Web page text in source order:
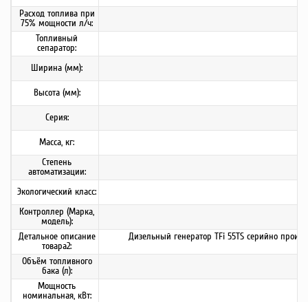
Расход топлива при
75% мощности л/ч:
Топливный
сепаратор:
Ширина (мм):
Высота (мм):
Серия:
Масса, кг:
Степень
автоматизации:
Экологический класс:
Контроллер (Марка,
модель):
Детальное описание
товара2:
Дизельный генератор TFi 55TS серийно
Объём топливного
бака (л):
Мощность
номинальная, кВт: